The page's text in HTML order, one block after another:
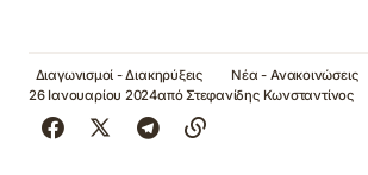
Διαγωνισμοί - Διακηρύξεις
Νέα - Ανακοινώσεις
26 Ιανουαρίου 2024απόΣτεφανίδης Κωνσταντίνος